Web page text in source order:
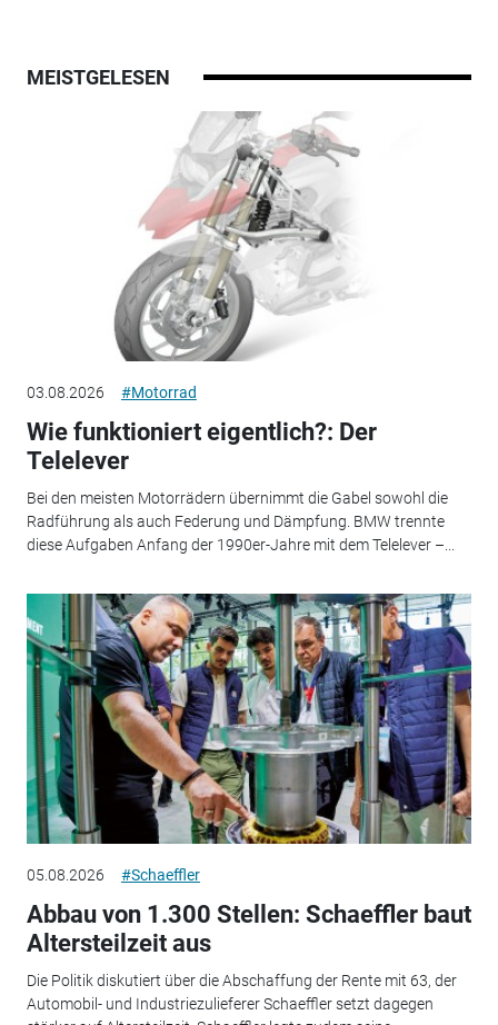
MEISTGELESEN
03.08.2026 #Motorrad
Wie funktioniert eigentlich?: Der
Telelever
Bei den meisten Motorrädern übernimmt die Gabel sowohl die
Radführung als auch Federung und Dämpfung. BMW trennte
diese Aufgaben Anfang der 1990er-Jahre mit dem Telelever –...
05.08.2026 #Schaeffler
Abbau von 1.300 Stellen: Schaeffler baut
Altersteilzeit aus
Die Politik diskutiert über die Abschaffung der Rente mit 63, der
Automobil- und Industriezulieferer Schaeffler setzt dagegen